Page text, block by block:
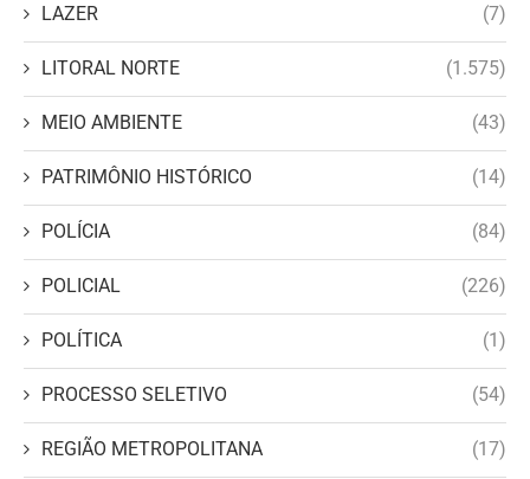
LAZER (7)
LITORAL NORTE (1.575)
MEIO AMBIENTE (43)
PATRIMÔNIO HISTÓRICO (14)
POLÍCIA (84)
POLICIAL (226)
POLÍTICA (1)
PROCESSO SELETIVO (54)
REGIÃO METROPOLITANA (17)